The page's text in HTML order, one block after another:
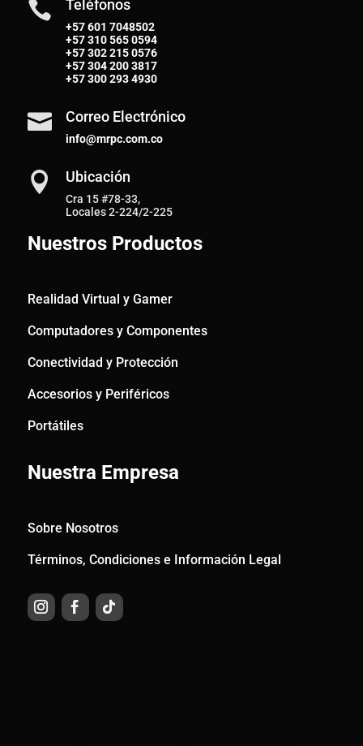
 Teléfonos
+57 601 7048502
+57310 565 0594
+57302 215 0576
+57304 200 3817
+57300 293 4930
 Correo Electrónico
info@mrpc.com.co
 Ubicación
Cra 15 #78-33,
Locales 2-224/2-225
Nuestros Productos
Realidad Virtual y Gamer
Computadores y Componentes
Conectividad y Protección
Accesorios y Periféricos
Portátiles
Nuestra Empresa
Sobre Nosotros
Términos, Condiciones e Información Legal